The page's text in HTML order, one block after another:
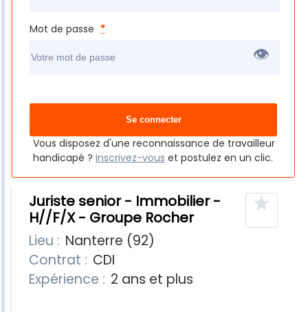
Mot de passe *
👁
Vous disposez d'une reconnaissance de travailleur
handicapé ? Inscrivez-vous et postulez en un clic.
Juriste senior - Immobilier -
H//F/X - Groupe Rocher
★
Lieu : Nanterre (92)
Contrat : CDI
Expérience : 2 ans et plus